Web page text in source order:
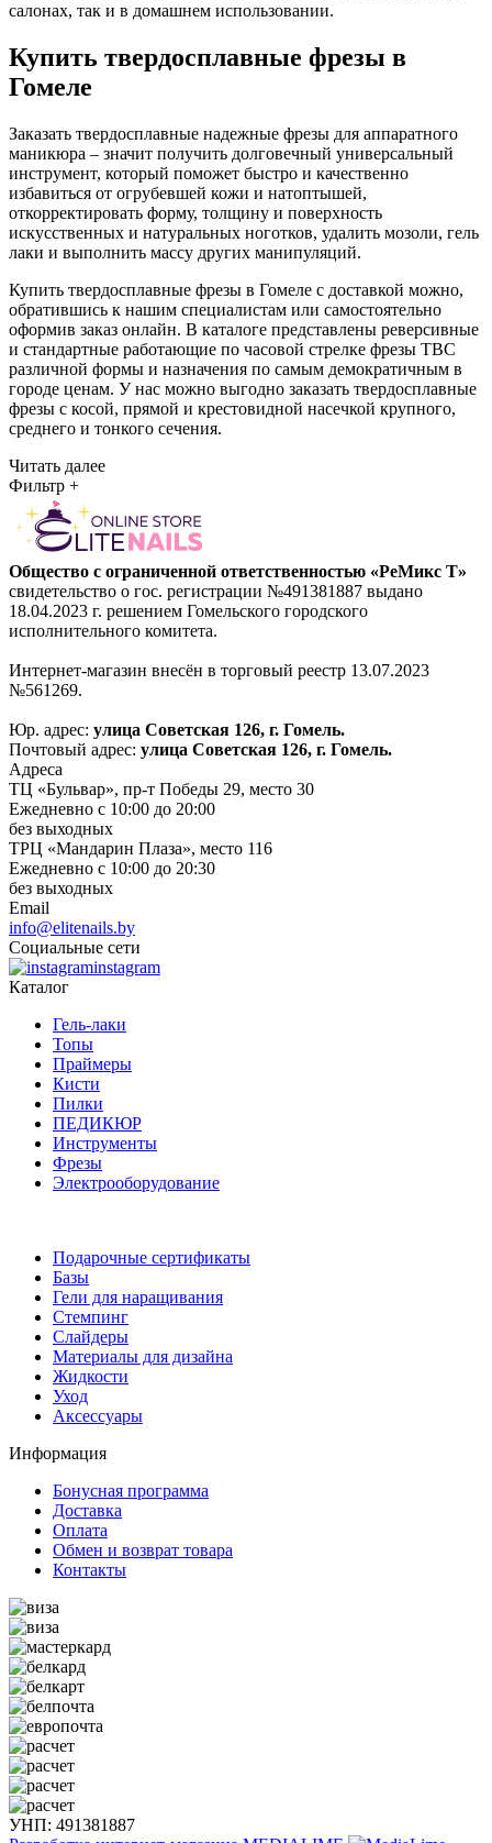
салонах, так и в домашнем использовании.
Купить твердосплавные фрезы в
Гомеле
Заказать твердосплавные надежные фрезы для аппаратного
маникюра – значит получить долговечный универсальный
инструмент, который поможет быстро и качественно
избавиться от огрубевшей кожи и натоптышей,
откорректировать форму, толщину и поверхность
искусственных и натуральных ноготков, удалить мозоли, гель
лаки и выполнить массу других манипуляций.
Купить твердосплавные фрезы в Гомеле с доставкой можно,
обратившись к нашим специалистам или самостоятельно
оформив заказ онлайн. В каталоге представлены реверсивные
и стандартные работающие по часовой стрелке фрезы ТВС
различной формы и назначения по самым демократичным в
городе ценам. У нас можно выгодно заказать твердосплавные
фрезы с косой, прямой и крестовидной насечкой крупного,
среднего и тонкого сечения.
Читать далее
Фильтр +
Общество с ограниченной ответственностью «РеМикс Т»
свидетельство о гос. регистрации №491381887 выдано
18.04.2023 г. решением Гомельского городского
исполнительного комитета.
Интернет-магазин внесён в торговый реестр 13.07.2023
№561269.
Юр. адрес: улица Советская 126, г. Гомель.
Почтовый адрес: улица Советская 126, г. Гомель.
Адреса
ТЦ «Бульвар», пр-т Победы 29, место 30
Ежедневно с 10:00 до 20:00
без выходных
ТРЦ «Мандарин Плаза», место 116
Ежедневно с 10:00 до 20:30
без выходных
Email
info@elitenails.by
Социальные сети
instagram
Каталог
Гель-лаки
Топы
Праймеры
Кисти
Пилки
ПЕДИКЮР
Инструменты
Фрезы
Электрооборудование
Подарочные сертификаты
Базы
Гели для наращивания
Стемпинг
Слайдеры
Материалы для дизайна
Жидкости
Уход
Аксессуары
Информация
Бонусная программа
Доставка
Оплата
Обмен и возврат товара
Контакты
УНП: 491381887